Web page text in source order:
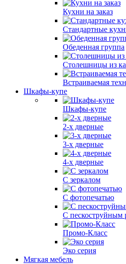
Кухни на заказ
Стандартные
Обеденная группа
Столешницы из
Встраиваемая
Шкафы-купе
Шкафы-купе
2-х дверные
3-х дверные
4-х дверные
С зеркалом
С фотопечатью
С пескоструйным
Промо-Класс
Эко серия
Мягкая мебель